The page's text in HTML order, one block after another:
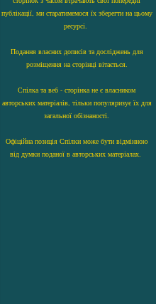
публікації, ми старатимемося їх зберегти на цьому
ресурсі.
Подання власних дописів та досліджень для
розміщення на сторінці вітається.
Спілка та веб - сторінка не є власником
авторських матеріалів, тільки популяризує їх для
загальної обізнаності.
Офіційна позиція Спілки може бути відмінною
від думки поданої в авторських матеріалах.